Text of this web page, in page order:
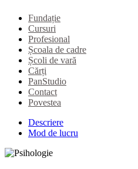
Fundație
Cursuri
Profesional
Școala de cadre
Școli de vară
Cărți
PanStudio
Contact
Povestea
Descriere
Mod de lucru